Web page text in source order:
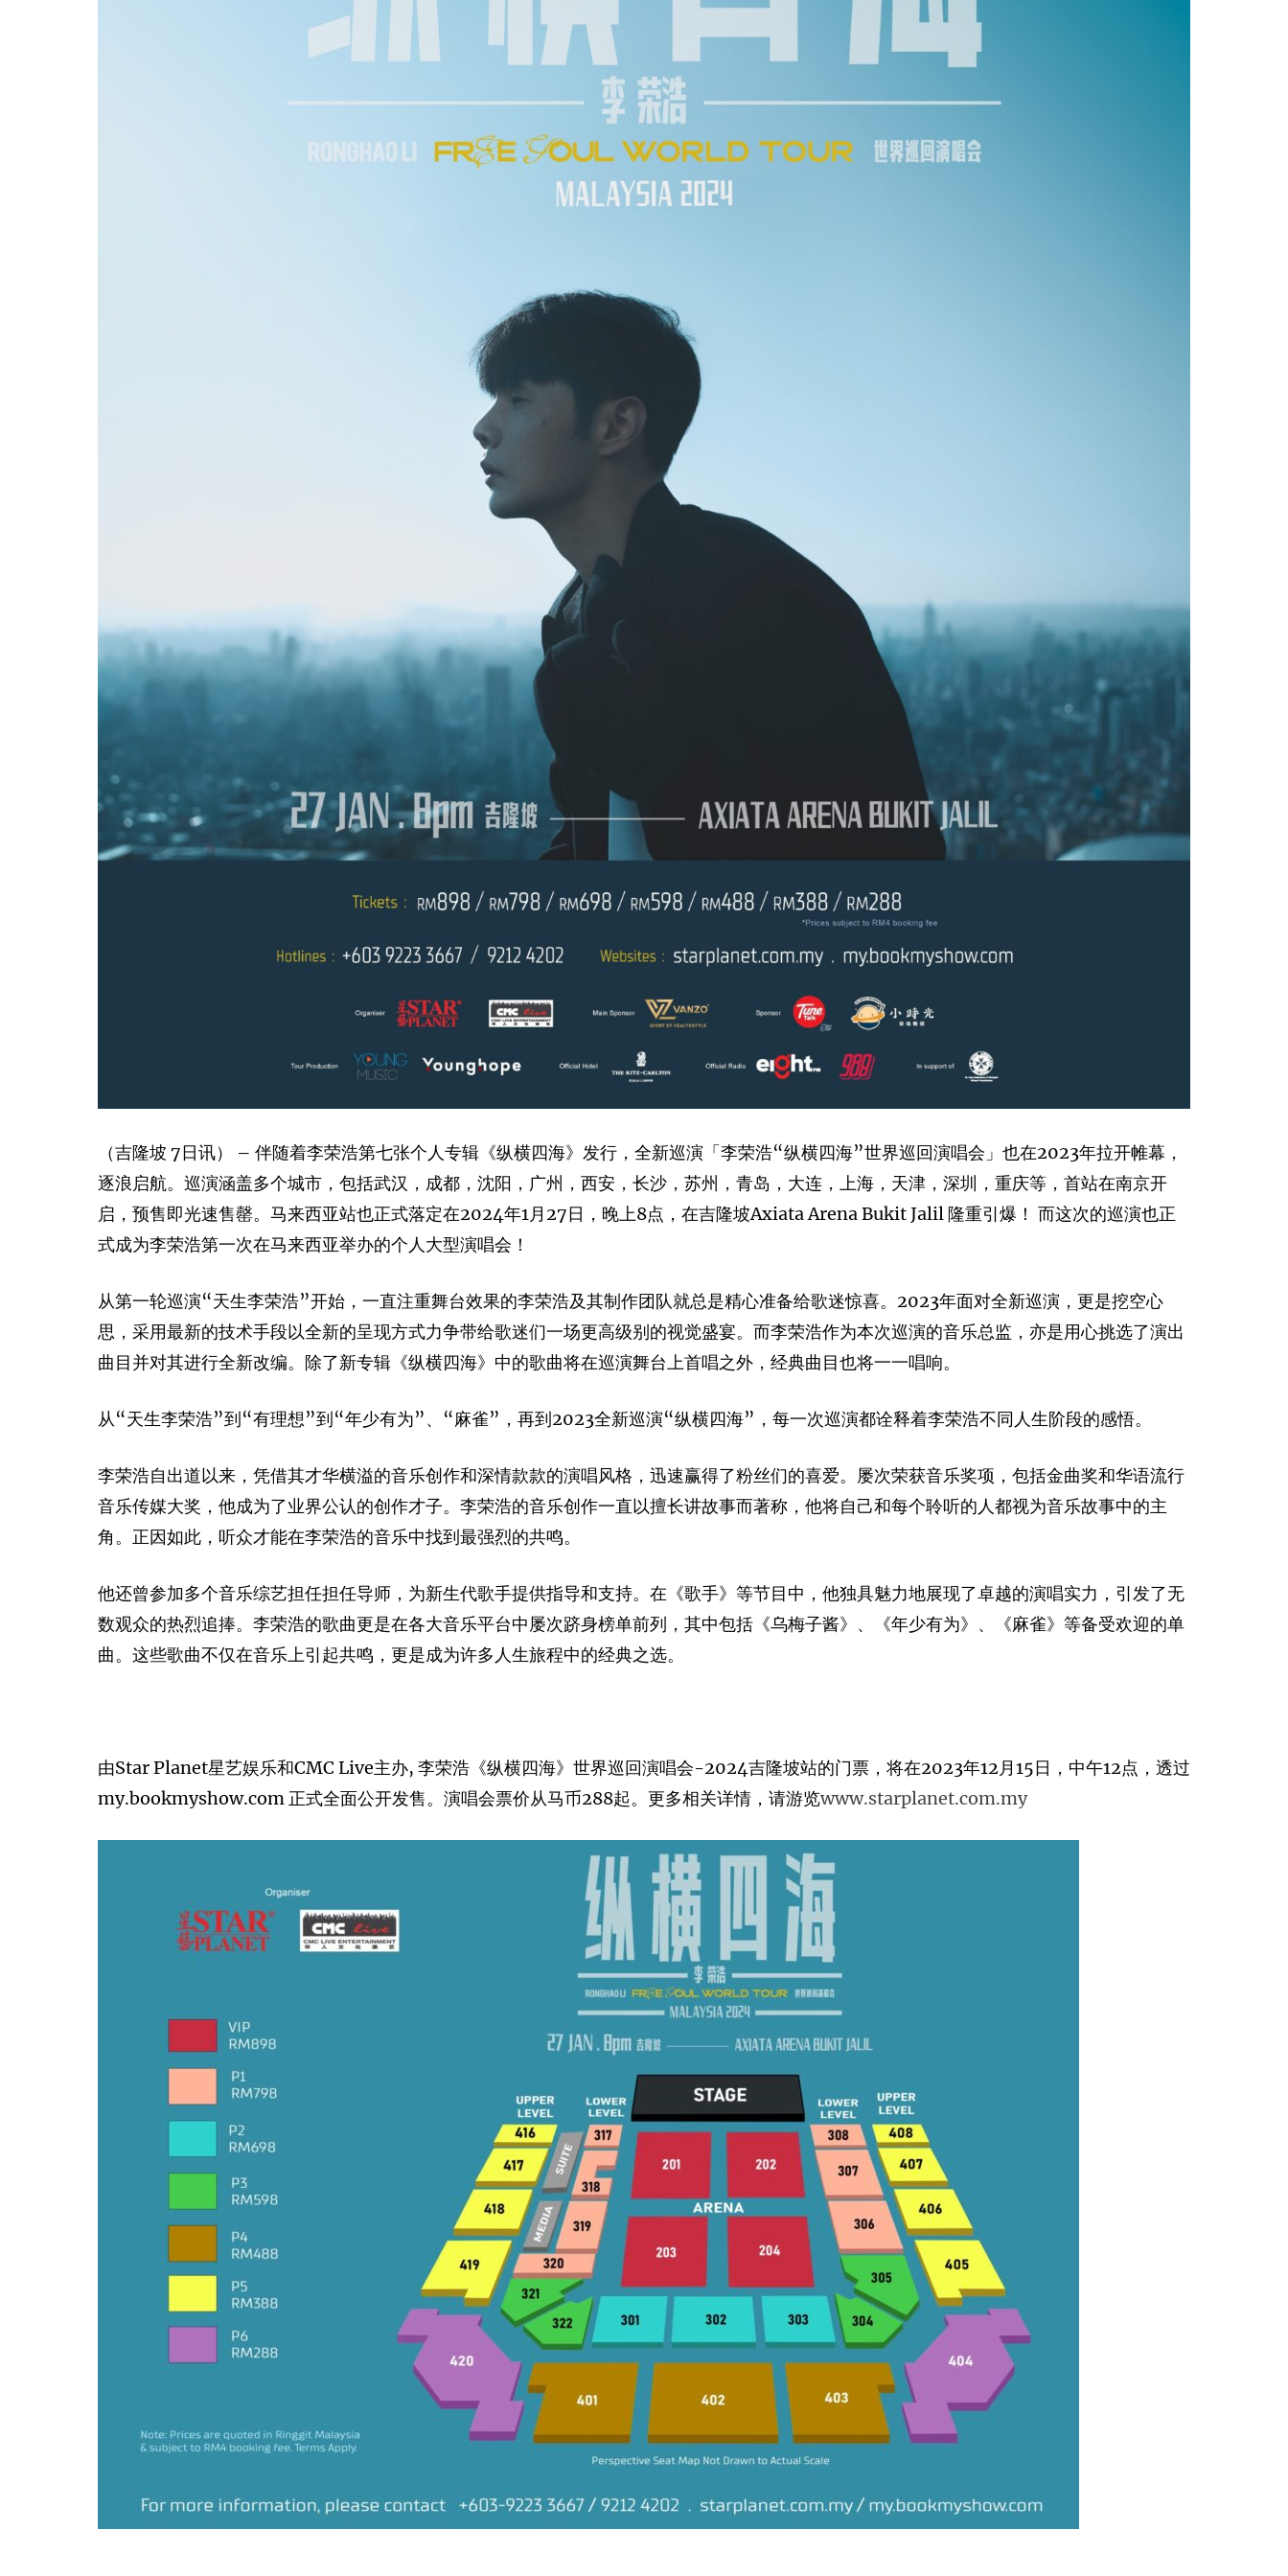
（吉隆坡 7日讯） – 伴随着李荣浩第七张个人专辑《纵横四海》发行，全新巡演「李荣浩“纵横四海”世界巡回演唱会」也在2023年拉开帷幕，
逐浪启航。巡演涵盖多个城市，包括武汉，成都，沈阳，广州，西安，长沙，苏州，青岛，大连，上海，天津，深圳，重庆等，首站在南京开
启，预售即光速售罄。马来西亚站也正式落定在2024年1月27日，晚上8点，在吉隆坡Axiata Arena Bukit Jalil 隆重引爆！ 而这次的巡演也正
式成为李荣浩第一次在马来西亚举办的个人大型演唱会！
从第一轮巡演“天生李荣浩”开始，一直注重舞台效果的李荣浩及其制作团队就总是精心准备给歌迷惊喜。2023年面对全新巡演，更是挖空心
思，采用最新的技术手段以全新的呈现方式力争带给歌迷们一场更高级别的视觉盛宴。而李荣浩作为本次巡演的音乐总监，亦是用心挑选了演出
曲目并对其进行全新改编。除了新专辑《纵横四海》中的歌曲将在巡演舞台上首唱之外，经典曲目也将一一唱响。
从“天生李荣浩”到“有理想”到“年少有为”、“麻雀”，再到2023全新巡演“纵横四海”，每一次巡演都诠释着李荣浩不同人生阶段的感悟。
李荣浩自出道以来，凭借其才华横溢的音乐创作和深情款款的演唱风格，迅速赢得了粉丝们的喜爱。屡次荣获音乐奖项，包括金曲奖和华语流行
音乐传媒大奖，他成为了业界公认的创作才子。李荣浩的音乐创作一直以擅长讲故事而著称，他将自己和每个聆听的人都视为音乐故事中的主
角。正因如此，听众才能在李荣浩的音乐中找到最强烈的共鸣。
他还曾参加多个音乐综艺担任担任导师，为新生代歌手提供指导和支持。在《歌手》等节目中，他独具魅力地展现了卓越的演唱实力，引发了无
数观众的热烈追捧。李荣浩的歌曲更是在各大音乐平台中屡次跻身榜单前列，其中包括《乌梅子酱》、《年少有为》、《麻雀》等备受欢迎的单
曲。这些歌曲不仅在音乐上引起共鸣，更是成为许多人生旅程中的经典之选。
由Star Planet星艺娱乐和CMC Live主办, 李荣浩《纵横四海》世界巡回演唱会-2024吉隆坡站的门票，将在2023年12月15日，中午12点，透过
my.bookmyshow.com 正式全面公开发售。演唱会票价从马币288起。更多相关详情，请游览www.starplanet.com.my